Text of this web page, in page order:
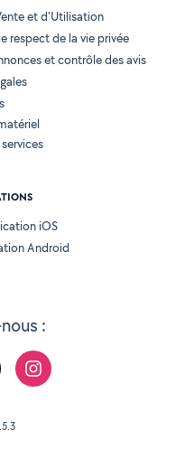
:
et d'Utilisation
respect de la vie privée
et contrôle des avis
iOS
Android